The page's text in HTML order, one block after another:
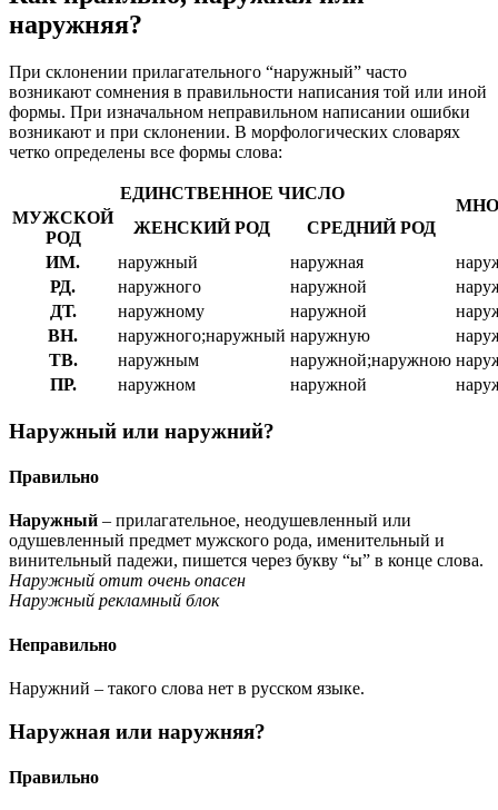
наружняя?
При склонении прилагательного “наружный” часто
возникают сомнения в правильности написания той или иной
формы. При изначальном неправильном написании ошибки
возникают и при склонении. В морфологических словарях
четко определены все формы слова:
ЕДИНСТВЕННОЕ ЧИСЛО
МУЖСКОЙ
РОД
ЖЕНСКИЙ РОД
СРЕДНИЙ РОД
ИМ.
наружный наружная
РД.
наружного наружной
ДТ.
наружному наружной
ВН.
наружного;наружный наружную
ТВ.
наружным наружной;наружною
ПР.
наружном наружной
Наружный или наружний?
Правильно
Наружный – прилагательное, неодушевленный или
одушевленный предмет мужского рода, именительный и
винительный падежи, пишется через букву “ы” в конце слова.
Наружный отит очень опасен
Наружный рекламный блок
Неправильно
Наружний – такого слова нет в русском языке.
Наружная или наружняя?
Правильно